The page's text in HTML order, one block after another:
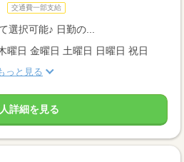
交通費一部支給
選択可能♪ 日勤の...
曜日 金曜日 土曜日 日曜日 祝日
っと見る
詳細を見る